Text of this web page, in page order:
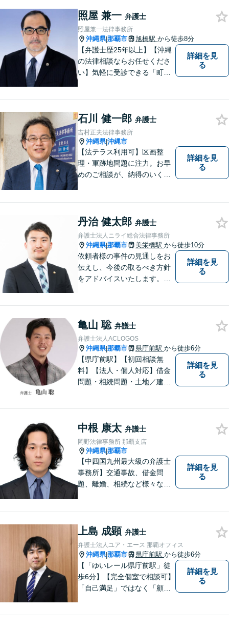
照屋 兼一 弁護士
照屋兼一法律事務所
沖縄県|那覇市 旭橋駅 から徒歩8分
【弁護士歴25年以上】【沖縄
の法律相談ならお任せくださ
い】気軽に受診できる「町医
かし、ひとりでも多く悩まれ
ている方を救います。ぜひご
相談ください。
詳細を見
る
石川 健一郎 弁護士
吉村正夫法律事務所
沖縄県|沖縄市
【法テラス利用可】区画整
理・軍跡地問題に注力。お早
めのご相談が、納得のいく解
代理人として全力でサポート
します【分割払い可】【休日
夜間対応】【駐車場あり】
詳細を見
る
丹治 健太郎 弁護士
弁護士法人ニライ総合法律事務所
沖縄県|那覇市 美栄橋駅 から徒歩10分
依頼者様の事件の見通しをお
伝えし、今後の取るべき方針
をアドバイスいたします。徹
詳細を見
る
亀山 聡 弁護士
弁護士法人ACLOGOS
沖縄県|那覇市 県庁前駅 から徒歩6分
【県庁前駅】【初回相談無
料】【法人・個人対応】借金
問題・相続問題・土地／建物
詳細を見
る
中根 康太 弁護士
岡野法律事務所 那覇支店
沖縄県|那覇市
【中四国九州最大級の弁護士
事務所】交通事故、借金問
題、離婚、相続など様々な問
い！
詳細を見
る
上島 成顕 弁護士
弁護士法人ユア・エース 那覇オフィス
沖縄県|那覇市 県庁前駅 から徒歩6分
【「ゆいレール県庁前駅」徒
歩6分】【完全個室で相談可】
「自己満足」ではなく「顧客
詳細を見
る